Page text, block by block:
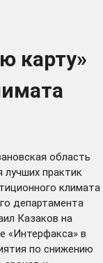
карту»
область
лучших практик
климата
департамента
Казаков на
«Интерфакса» в
по снижению